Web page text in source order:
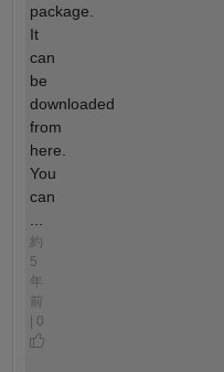
package.
It
can
be
downloaded
from
here.
You
can
...
約
5
年
前
| 0